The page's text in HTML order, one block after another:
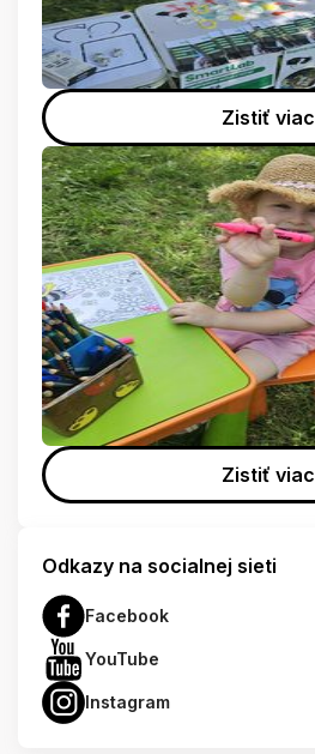
Zistiť viac
Zistiť viac
Odkazy na socialnej sieti
Facebook
YouTube
Instagram